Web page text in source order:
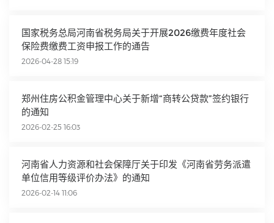
国家税务总局河南省税务局关于开展2026缴费年度社会
保险费缴费工资申报工作的通告
2026-04-28 15:19
郑州住房公积金管理中心关于新增“商转公贷款”签约银行
的通知
2026-02-25 16:03
河南省人力资源和社会保障厅关于印发《河南省劳务派遣
单位信用等级评价办法》的通知
2026-02-14 11:06